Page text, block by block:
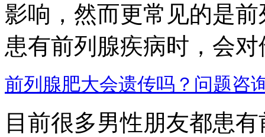
影响，然而更常见的是
患有前列腺疾病时，会对
前列腺肥大会遗传吗？ 问题咨
目前很多男性朋友都患